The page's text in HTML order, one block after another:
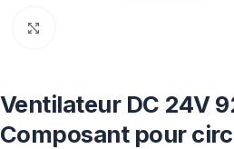
Ventilateur DC 24V
Composant pour